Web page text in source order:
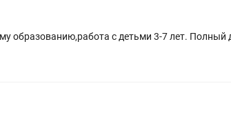
образованию,работа с детьми 3-7 лет. Полный